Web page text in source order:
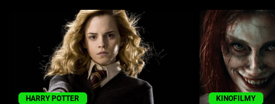
HARRY POTTER KINOFILMY